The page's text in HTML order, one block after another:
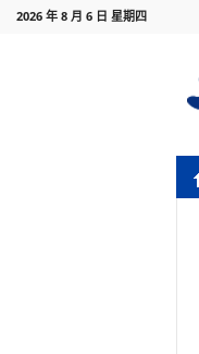
2026 年 8 月 6 日 星期四